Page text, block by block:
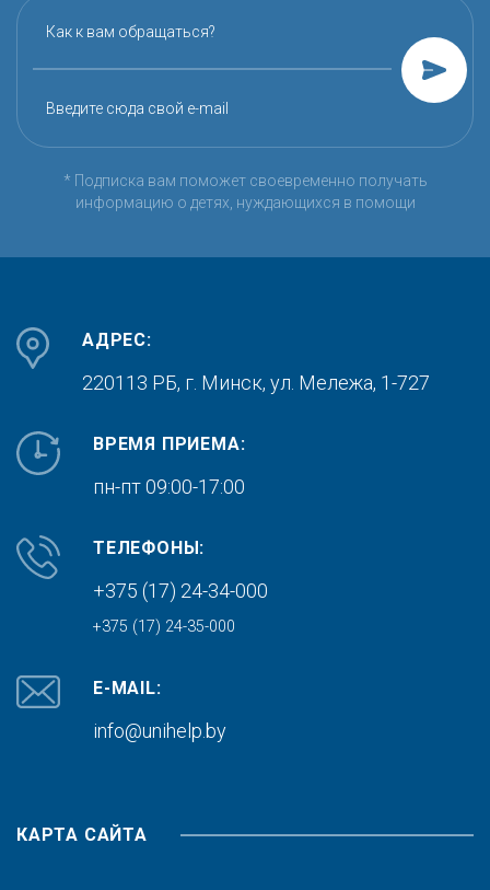
Как к вам обращаться?
Введите сюда свой e-mail
* Подписка вам поможет своевременно получать
информацию о детях, нуждающихся в помощи
АДРЕС:
220113 РБ, г. Минск, ул. Мележа, 1-727
ВРЕМЯ ПРИЕМА:
пн-пт 09:00-17:00
ТЕЛЕФОНЫ:
+375 (17) 24-34-000
+375 (17) 24-35-000
E-MAIL:
info@unihelp.by
КАРТА САЙТА